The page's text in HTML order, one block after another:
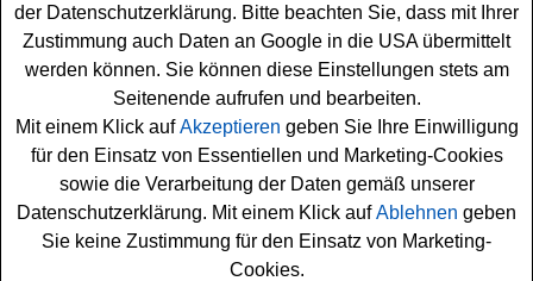
Garten verlost 15 Comp Rasenpflege Produktsets mit Bio
Erde sowie Rasendünger und Bodenschutz Pellets. Mit
etwas Glück können Sie ein solches Rasenpflege
Produktpaket gewinnen. Falls Sie an dem Mein schöner
Garten Gewinnspiel kostenlos teilnehmen möchten,
müssen Sie die Kreuzworträtsel Lösung im aktuellen Heft
herausfinden und können dann das Formular ausfüllen.
Alternativ können Sie an dem Mein schöner Garten
Gewinnspiel auch per Postkarte teilnehmen. Vielleicht
haben Sie ja Glück und können ein tolles
der Datenschutzerklärung. Bitte beachten Sie, dass mit Ihrer
Zustimmung auch Daten an Google in die USA übermittelt
werden können. Sie können diese Einstellungen stets am
Seitenende aufrufen und bearbeiten.
Mit einem Klick aufAkzeptieren geben Sie Ihre Einwilligung
für den Einsatz von Essentiellen und Marketing-Cookies
sowie die Verarbeitung der Daten gemäß unserer
Datenschutzerklärung. Mit einem Klick aufAblehnen geben
Sie keine Zustimmung für den Einsatz von Marketing-
Cookies.